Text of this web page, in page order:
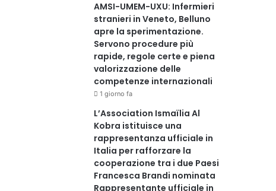
AMSI-UMEM-UXU: Infermieri
stranieri in Veneto, Belluno
apre la sperimentazione.
Servono procedure più
rapide, regole certe e piena
valorizzazione delle
competenze internazionali
1 giorno fa
L’Association Ismaïlia Al
Kobra istituisce una
rappresentanza ufficiale in
Italia per rafforzare la
cooperazione tra i due Paesi
Francesca Brandi nominata
Rappresentante ufficiale in